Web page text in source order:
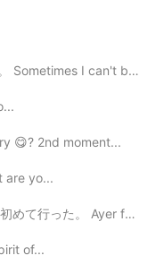
I went to a sushi ho...
😋? 2nd moment...
are yo...
た。 Ayer fui por pr...
of...